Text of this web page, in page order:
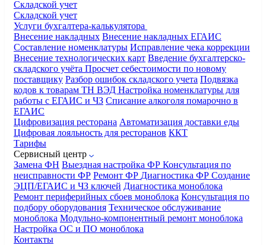
Складской учет
Складской учет
Услуги бухгалтера-калькулятора
Внесение накладных Внесение накладных ЕГАИС
Составление номенклатуры Исправление чека коррекции
Внесение технологических карт Введение бухгалтерско-
складского учёта Просчет себестоимости по новому
поставщику Разбор ошибок складского учета Подвязка
кодов к товарам ТН ВЭД Настройка номенклатуры для
работы с ЕГАИС и ЧЗ Списание алкоголя помарочно в
ЕГАИС
Цифровизация ресторана Автоматизация доставки еды
Цифровая лояльность для ресторанов ККТ
Тарифы
Сервисный центр
Замена ФН Выездная настройка ФР Консультация по
неисправности ФР Ремонт ФР Диагностика ФР Создание
ЭЦП/ЕГАИС и ЧЗ ключей Диагностика моноблока
Ремонт периферийных сбоев моноблока Консультация по
подбору оборудования Техническое обслуживание
моноблока Модульно-компонентный ремонт моноблока
Настройка ОС и ПО моноблока
Контакты